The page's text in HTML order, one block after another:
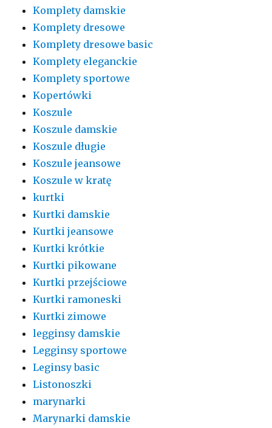
Komplety damskie
Komplety dresowe
Komplety dresowe basic
Komplety eleganckie
Komplety sportowe
Kopertówki
Koszule
Koszule damskie
Koszule długie
Koszule jeansowe
Koszule w kratę
kurtki
Kurtki damskie
Kurtki jeansowe
Kurtki krótkie
Kurtki pikowane
Kurtki przejściowe
Kurtki ramoneski
Kurtki zimowe
legginsy damskie
Legginsy sportowe
Leginsy basic
Listonoszki
marynarki
Marynarki damskie